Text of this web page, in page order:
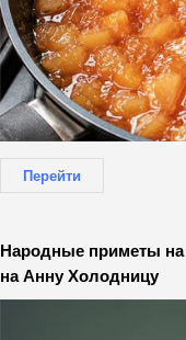
Перейти
Народные приметы на
на Анну Холодницу